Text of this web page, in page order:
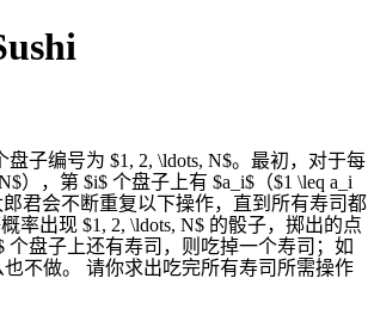
盘子编号为 $1, 2, \ldots, N$。最初，对于每
），第 $i$ 个盘子上有 $a_i$（$1 \leq a_i
郎君会不断重复以下操作，直到所有寿司都
率出现 $1, 2, \ldots, N$ 的骰子，掷出的点
个盘子上还有寿司，则吃掉一个寿司；如
不做。 请你求出吃完所有寿司所需操作